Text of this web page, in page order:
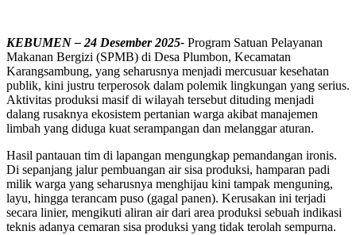
KEBUMEN – 24 Desember 2025- Program Satuan Pelayanan
Makanan Bergizi (SPMB) di Desa Plumbon, Kecamatan
Karangsambung, yang seharusnya menjadi mercusuar kesehatan
publik, kini justru terperosok dalam polemik lingkungan yang serius.
Aktivitas produksi masif di wilayah tersebut dituding menjadi
dalang rusaknya ekosistem pertanian warga akibat manajemen
limbah yang diduga kuat serampangan dan melanggar aturan.
Hasil pantauan tim di lapangan mengungkap pemandangan ironis.
Di sepanjang jalur pembuangan air sisa produksi, hamparan padi
milik warga yang seharusnya menghijau kini tampak menguning,
layu, hingga terancam puso (gagal panen). Kerusakan ini terjadi
secara linier, mengikuti aliran air dari area produksi sebuah indikasi
teknis adanya cemaran sisa produksi yang tidak terolah sempurna.